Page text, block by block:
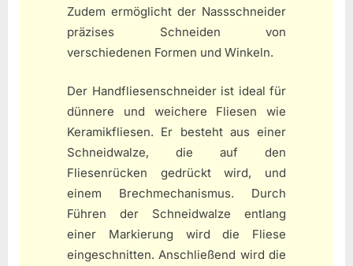
Zudem ermöglicht der Nassschneider
präzises Schneiden von
verschiedenen Formen und Winkeln.
Der Handfliesenschneider ist ideal für
dünnere und weichere Fliesen wie
Keramikfliesen. Er besteht aus einer
Schneidwalze, die auf den
Fliesenrücken gedrückt wird, und
einem Brechmechanismus. Durch
Führen der Schneidwalze entlang
einer Markierung wird die Fliese
eingeschnitten. Anschließend wird die